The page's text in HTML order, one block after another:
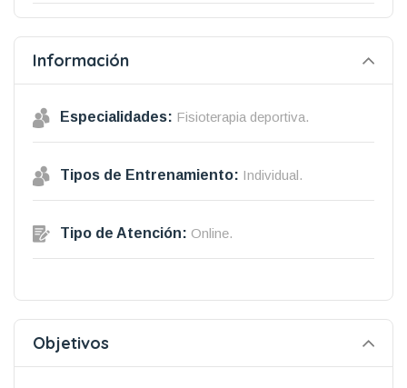
Información
Especialidades: Fisioterapia deportiva.
Tipos de Entrenamiento: Individual.
Tipo de Atención: Online.
Objetivos